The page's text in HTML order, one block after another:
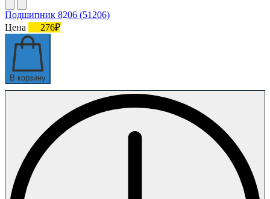
Подшипник 8206 (51206)
Цена
276₽
В корзину